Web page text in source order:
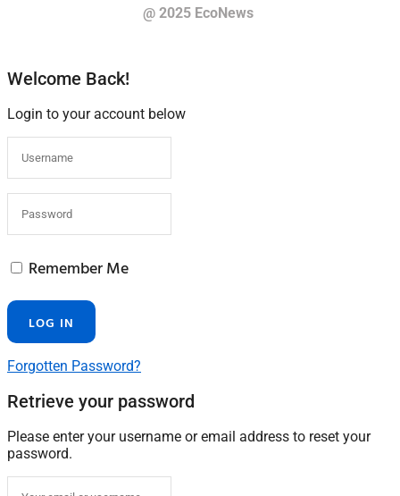
@ 2025 EcoNews
Welcome Back!
Login to your account below
Remember Me
Forgotten Password?
Retrieve your password
Please enter your username or email address to reset your
password.